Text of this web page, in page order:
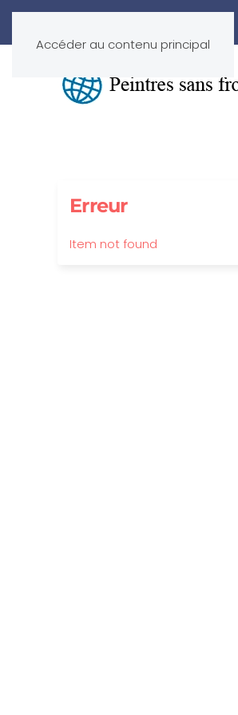
Accéder au contenu principal
Erreur
Item not found